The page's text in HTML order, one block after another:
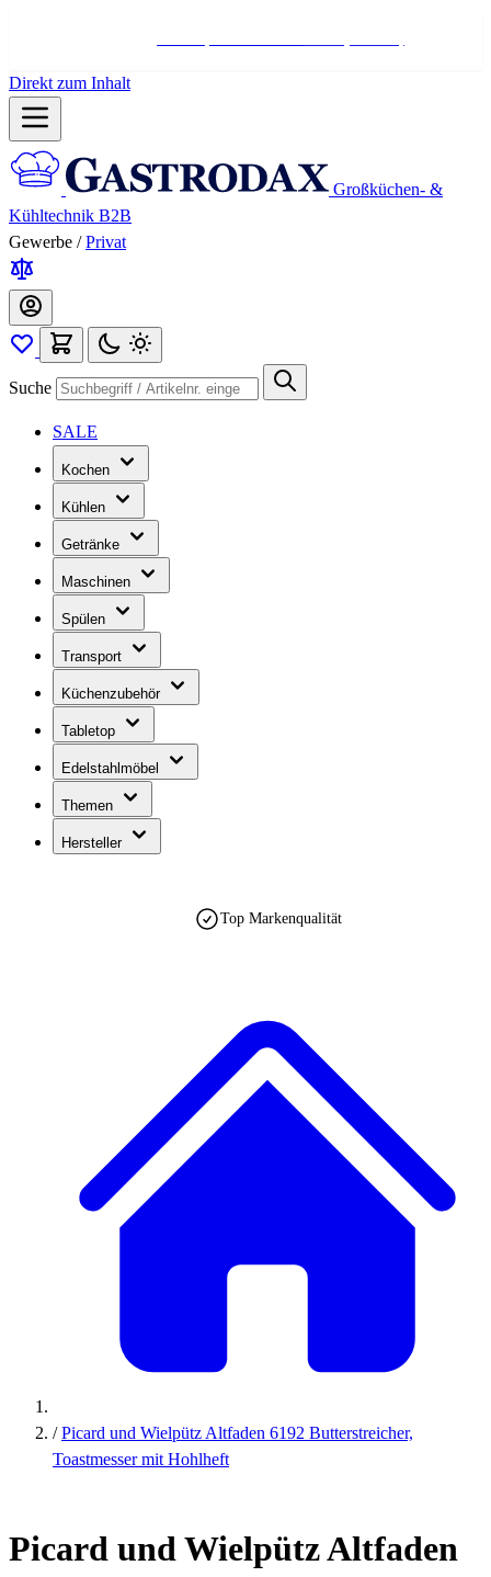
Direkt zum Inhalt
Großküchen- &
Kühltechnik B2B
Gewerbe / Privat
Suche
SALE
Kochen
Kühlen
Getränke
Maschinen
Spülen
Transport
Küchenzubehör
Tabletop
Edelstahlmöbel
Themen
Hersteller
Top Markenqualität
/ Picard und Wielpütz Altfaden 6192 Butterstreicher,
Toastmesser mit Hohlheft
Picard und Wielpütz Altfaden